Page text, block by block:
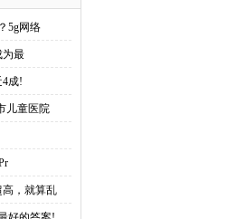
5g网络
为最
成!
儿童医院
，就算乱